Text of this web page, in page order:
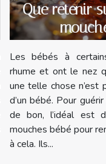
Que retenir
Les bébés à
rhume et ont le nez
une telle chose n’est
d’un bébé. Pour
de bon, l’idéal est
mouches bébé pour
à cela. Ils...